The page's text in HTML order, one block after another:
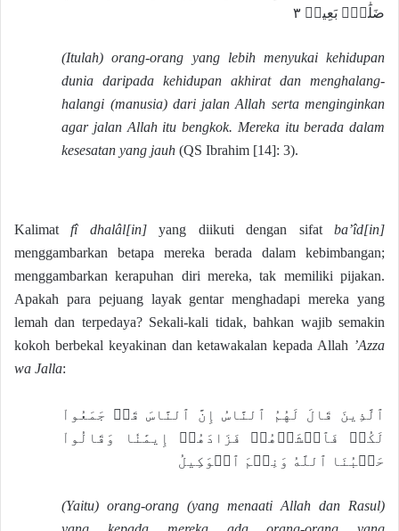
ضَلَٰلِۢ بَعِيدٖ ٣
(Itulah) orang-orang yang lebih menyukai kehidupan
dunia daripada kehidupan akhirat dan menghalang-
halangi (manusia) dari jalan Allah serta menginginkan
agar jalan Allah itu bengkok. Mereka itu berada dalam
kesesatan yang jauh(QS Ibrahim [14]: 3).
Kalimatfî dhalâl[in]yang diikuti dengan sifatba’îd[in]
menggambarkan betapa mereka berada dalam kebimbangan;
menggambarkan kerapuhan diri mereka, tak memiliki pijakan.
Apakah para pejuang layak gentar menghadapi mereka yang
lemah dan terpedaya? Sekali-kali tidak, bahkan wajib semakin
kokoh berbekal keyakinan dan ketawakalan kepada Allah ’Azza
wa Jalla:
ٱلَّذِينَ قَالَ لَهُمُ ٱلنَّاسُ إِنَّ ٱلنَّاسَ قَدۡ جَمَعُواْ
لَكُمۡ فَٱخۡشَوۡهُمۡ فَزَادَهُمۡ إِيمَٰنٗا وَقَالُواْ
حَسۡبُنَا ٱللَّهُ وَنِعۡمَ ٱلۡوَكِيلُ
(Yaitu) orang-orang (yang menaati Allah dan Rasul)